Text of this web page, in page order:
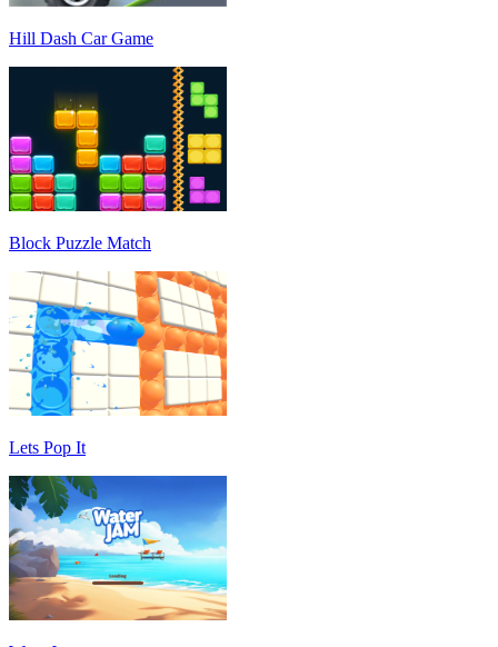
Hill Dash Car Game
Block Puzzle Match
Lets Pop It